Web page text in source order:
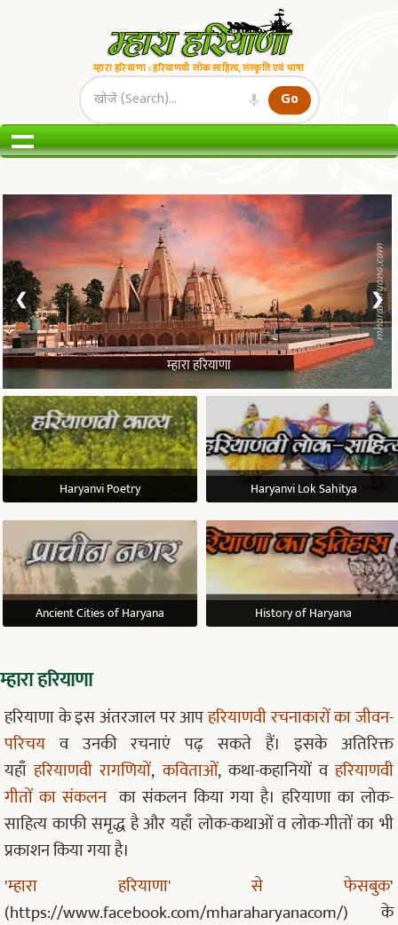
म्हारा हरियाणा : हरियाणवी लोक साहित्य, संस्कृति एवं भाषा
Search: Go
1 / 3
म्हारा हरियाणा
❮ ❯
Haryanvi Poetry Haryanvi Lok Sahitya
Ancient Cities of Haryana History of Haryana
म्हारा हरियाणा
हरियाणा के इस अंतरजाल पर आपहरियाणवी रचनाकारों का जीवन-
परिचय व उनकी रचनाएं पढ़ सकते हैं। इसके अतिरिक्त
यहाँहरियाणवी रागणियों,कविताओं, कथा-कहानियों वहरियाणवी
गीतों का संकलनका संकलन किया गया है। हरियाणा का लोक-
साहित्य काफी समृद्ध है और यहाँ लोक-कथाओं व लोक-गीतों का भी
प्रकाशन किया गया है।
'म्हारा हरियाणा' से फेसबुक'
(https://www.facebook.com/mharaharyanacom/) के